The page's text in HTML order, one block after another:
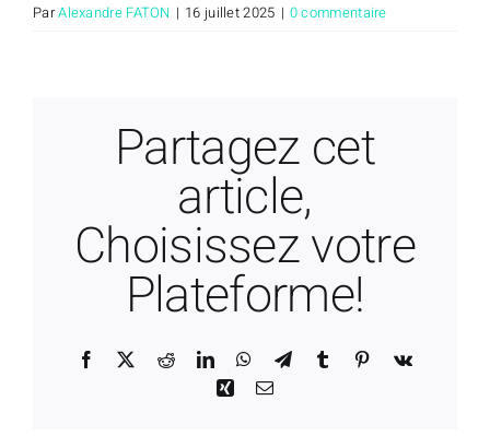
ParAlexandre FATON | 16 juillet 2025 | 0 commentaire
Partagez cet
article,
Choisissez votre
Plateforme!
Facebook RedditLinkedInWhatsApp
TelegramTumblr Pinterest
Vk
XingEmail